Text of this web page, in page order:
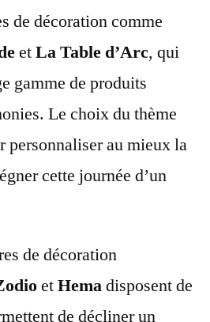
de décoration comme
etLa Table d’Arc, qui
gamme de produits
Le choix du thème
personnaliser au mieux la
cette journée d’un
de décoration
etHemadisposent de
de décliner un